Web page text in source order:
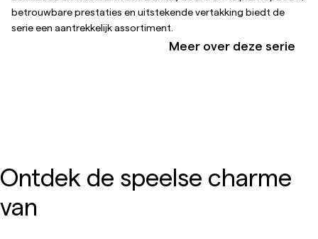
betrouwbare prestaties en uitstekende vertakking biedt de
serie een aantrekkelijk assortiment.
Meer over deze serie
Ontdek de speelse charme
van